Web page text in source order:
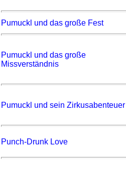
Pumuckl und das große Fest
Pumuckl und das große
Missverständnis
Pumuckl und sein Zirkusabenteuer
Punch-Drunk Love